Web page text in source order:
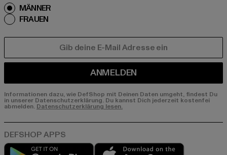
MÄNNER
FRAUEN
ANMELDEN
Informationen dazu, wie DefShop mit Deinen Daten umgeht, findest Du
in unserer Datenschutzerklärung. Du kannst Dich jederzeit kostenfei
abmelden. Datenschutzerklärung lesen.
Play market